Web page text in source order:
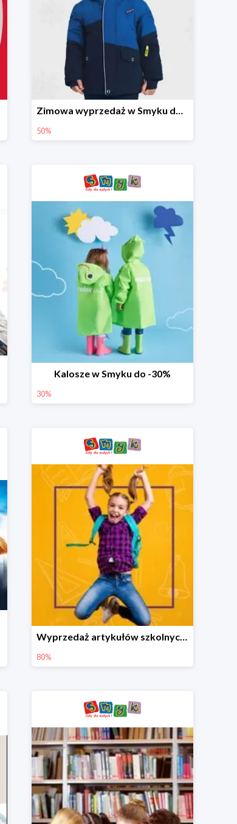
Zimowa wyprzedaż w Smyku do -50%
50%
Kalosze w Smyku do -30%
30%
Wyprzedaż artykułów szkolnych w Smyku do -80%
80%